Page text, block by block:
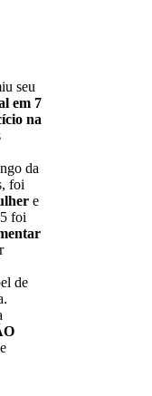
seu
em 7
na
da
foi
e
foi
de